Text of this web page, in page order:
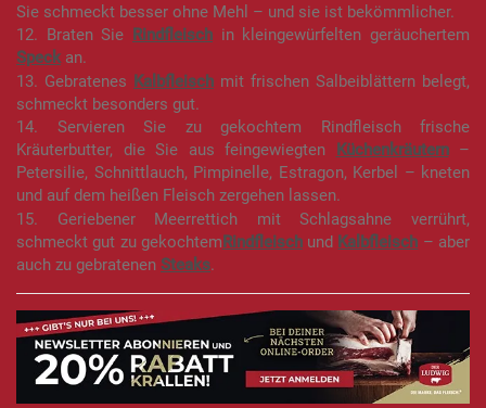
Sie schmeckt besser ohne Mehl – und sie ist bekömmlicher.
12. Braten Sie Rindfleisch in kleingewürfelten geräuchertem
Speckan.
13. Gebratenes Kalbfleisch mit frischen Salbeiblättern belegt,
schmeckt besonders gut.
14. Servieren Sie zu gekochtem Rindfleisch frische
Kräuterbutter, die Sie aus feingewiegten Küchenkräutern–
Petersilie, Schnittlauch, Pimpinelle, Estragon, Kerbel – kneten
und auf dem heißen Fleisch zergehen lassen.
15. Geriebener Meerrettich mit Schlagsahne verrührt,
schmeckt gut zu gekochtemRindfleischund Kalbfleisch – aber
auch zu gebratenen Steaks.